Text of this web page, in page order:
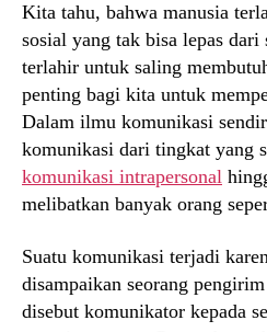
Kita tahu, bahwa manusia
sosial yang tak bisa lepas
terlahir untuk saling
penting bagi kita untuk
Dalam ilmu komunikasi
komunikasi dari tingkat yang
komunikasi intrapersonal
melibatkan banyak orang
Suatu komunikasi terjadi
disampaikan seorang
disebut komunikator kepada